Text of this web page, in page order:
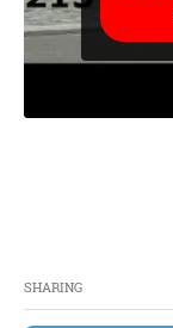
SHARING